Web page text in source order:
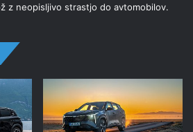
z neopisljivo strastjo do avtomobilov.